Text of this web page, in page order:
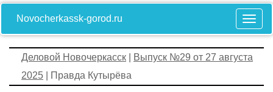
Novocherkassk-gorod.ru
Деловой Новочеркасск
Выпуск №29 от 27 августа
2025 | Правда Кутырёва